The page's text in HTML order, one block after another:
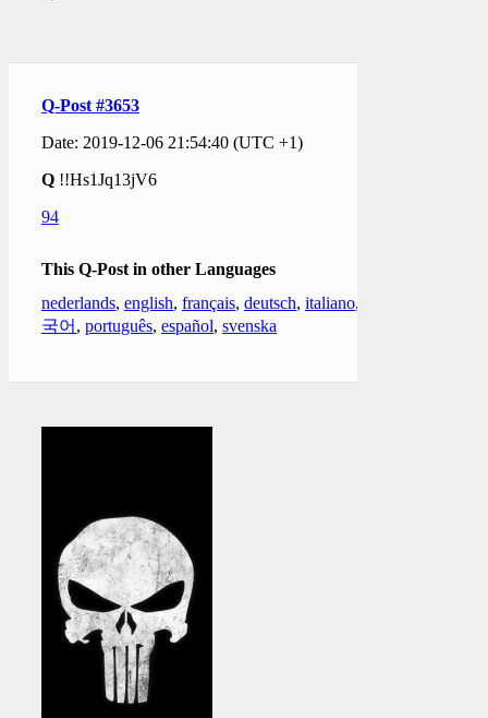
Q-Post #3653
Date: 2019-12-06 21:54:40 (UTC +1)
Q !!Hs1Jq13jV6
94
This Q-Post in other Languages
nederlands, english, français, deutsch, italiano,
국어 , português, español, svenska